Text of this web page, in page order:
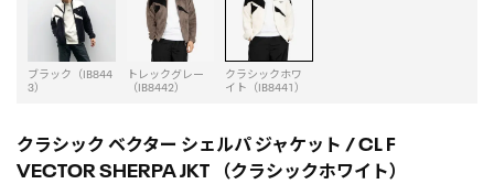
ブラック（IB844
3）
トレックグレー
（IB8442）
クラシックホワ
イト（IB8441）
クラシック ベクター シェルパ ジャケット / CL F
VECTOR SHERPA JKT （クラシックホワイト）